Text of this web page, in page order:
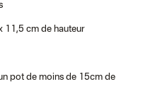
11,5 cm de hauteur
pot de moins de 15cm de